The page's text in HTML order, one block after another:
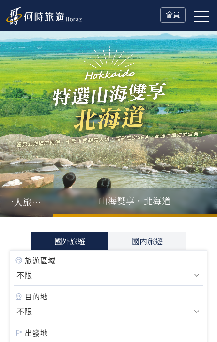
會員
父親節．限時特別企劃
一人旅行Solo Travel山海雙享・北海道
國外旅遊 國內旅遊
旅遊區域
目的地
出發地